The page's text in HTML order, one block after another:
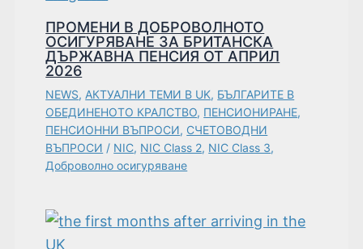
ПРОМЕНИ В ДОБРОВОЛНОТО
ОСИГУРЯВАНЕ ЗА БРИТАНСКА
ДЪРЖАВНА ПЕНСИЯ OT АПРИЛ
2026
NEWS, АКТУАЛНИ ТЕМИ В UK, БЪЛГАРИТЕ В
ОБЕДИНЕНОТО КРАЛСТВО, ПЕНСИОНИРАНЕ,
ПЕНСИОННИ ВЪПРОСИ, СЧЕТОВОДНИ
ВЪПРОСИ / NIC, NIC Class 2, NIC Class 3,
Доброволно осигуряване